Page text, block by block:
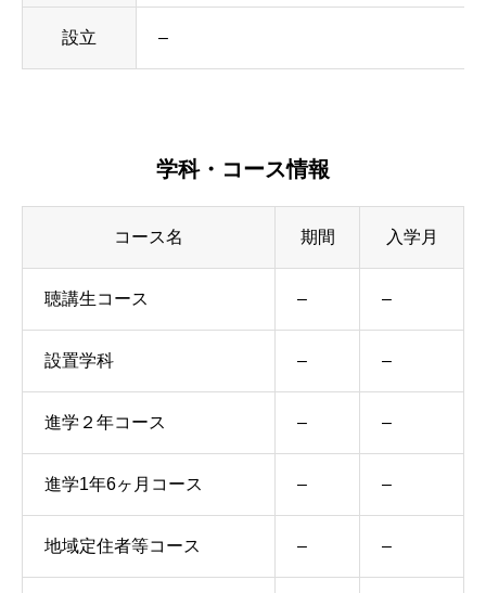
設立 –
学科・コース情報
コース名 期間 入学月
聴講生コース – –
設置学科 – –
進学２年コース – –
進学1年6ヶ月コース – –
地域定住者等コース – –